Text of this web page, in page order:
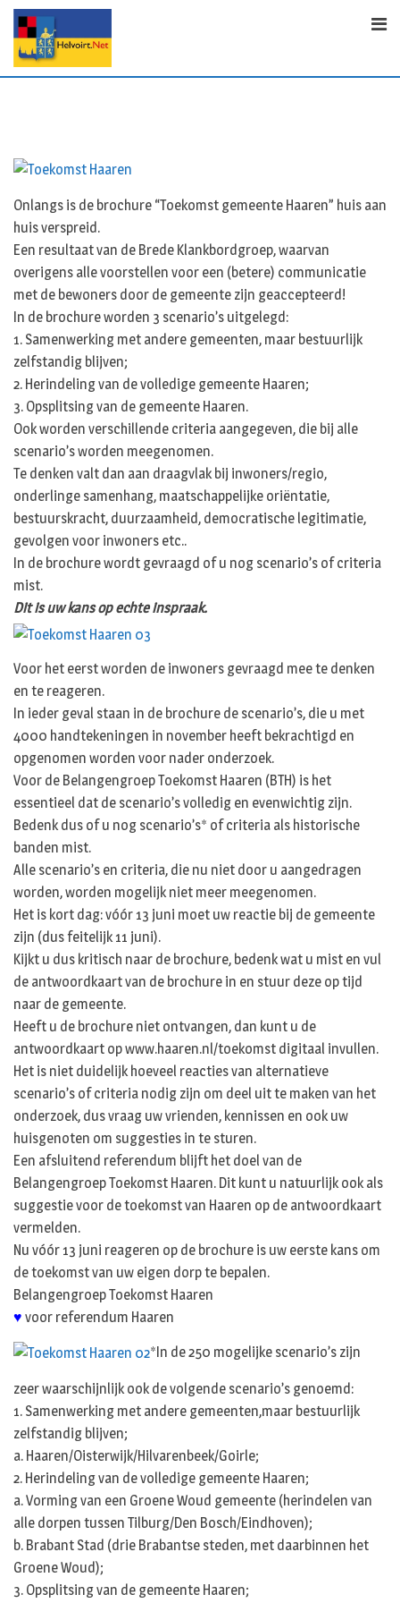
p
Onlangs is de brochure “Toekomst gemeente Haaren” huis aan
huis verspreid.
Een resultaat van de Brede Klankbordgroep, waarvan
overigens alle voorstellen voor een (betere) communicatie
met de bewoners door de gemeente zijn geaccepteerd!
In de brochure worden 3 scenario’s uitgelegd:
1. Samenwerking met andere gemeenten, maar bestuurlijk
zelfstandig blijven;
2. Herindeling van de volledige gemeente Haaren;
3. Opsplitsing van de gemeente Haaren.
Ook worden verschillende criteria aangegeven, die bij alle
scenario’s worden meegenomen.
Te denken valt dan aan draagvlak bij inwoners/regio,
onderlinge samenhang, maatschappelijke oriëntatie,
bestuurskracht, duurzaamheid, democratische legitimatie,
gevolgen voor inwoners etc..
In de brochure wordt gevraagd of u nog scenario’s of criteria
mist.
Dit is uw kans op echte inspraak.
Voor het eerst worden de inwoners gevraagd mee te denken
en te reageren.
In ieder geval staan in de brochure de scenario’s, die u met
4000 handtekeningen in november heeft bekrachtigd en
opgenomen worden voor nader onderzoek.
Voor de Belangengroep Toekomst Haaren (BTH) is het
essentieel dat de scenario’s volledig en evenwichtig zijn.
Bedenk dus of u nog scenario’s* of criteria als historische
banden mist.
Alle scenario’s en criteria, die nu niet door u aangedragen
worden, worden mogelijk niet meer meegenomen.
Het is kort dag: vóór 13 juni moet uw reactie bij de gemeente
zijn (dus feitelijk 11 juni).
Kijkt u dus kritisch naar de brochure, bedenk wat u mist en vul
de antwoordkaart van de brochure in en stuur deze op tijd
naar de gemeente.
Heeft u de brochure niet ontvangen, dan kunt u de
antwoordkaart op www.haaren.nl/toekomst digitaal invullen.
Het is niet duidelijk hoeveel reacties van alternatieve
scenario’s of criteria nodig zijn om deel uit te maken van het
onderzoek, dus vraag uw vrienden, kennissen en ook uw
huisgenoten om suggesties in te sturen.
Een afsluitend referendum blijft het doel van de
Belangengroep Toekomst Haaren. Dit kunt u natuurlijk ook als
suggestie voor de toekomst van Haaren op de antwoordkaart
vermelden.
Nu vóór 13 juni reageren op de brochure is uw eerste kans om
de toekomst van uw eigen dorp te bepalen.
Belangengroep Toekomst Haaren
♥ voor referendum Haaren
*In de 250 mogelijke scenario’s zijn
zeer waarschijnlijk ook de volgende scenario’s genoemd:
1. Samenwerking met andere gemeenten,maar bestuurlijk
zelfstandig blijven;
a. Haaren/Oisterwijk/Hilvarenbeek/Goirle;
2. Herindeling van de volledige gemeente Haaren;
a. Vorming van een Groene Woud gemeente (herindelen van
alle dorpen tussen Tilburg/Den Bosch/Eindhoven);
b. Brabant Stad (drie Brabantse steden, met daarbinnen het
Groene Woud);
3. Opsplitsing van de gemeente Haaren;